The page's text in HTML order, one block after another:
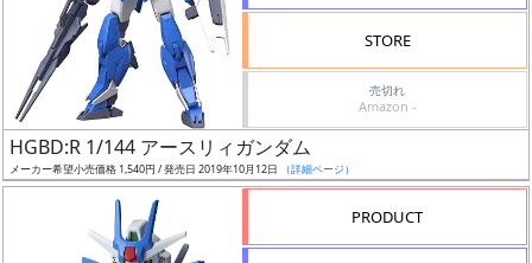
フ
リ
STORE
売切れ
Amazon -
HGBD:R 1/144 アースリィガンダム
メーカー希望小売価格 1,540円 / 発売日 2019年10月12日 （詳細ページ）
PRODUCT